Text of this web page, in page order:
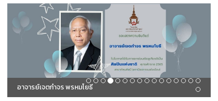
อาจารย์เจตกำจร พรหมโยธี